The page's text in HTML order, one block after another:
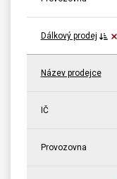
Dálkový prodej
Název prodejce
IČ
Provozovna